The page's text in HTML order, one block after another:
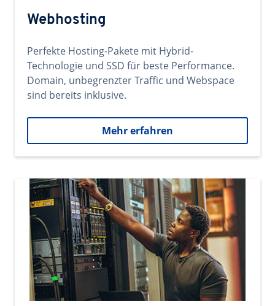
Webhosting
Perfekte Hosting-Pakete mit Hybrid-
Technologie und SSD für beste Performance.
Domain, unbegrenzter Traffic und Webspace
sind bereits inklusive.
Mehr erfahren